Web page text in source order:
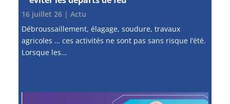
16 juillet 26| Actu
Débroussaillement, élagage, soudure, travaux
agricoles … ces activités ne sont pas sans risque l’été.
Lorsque les...